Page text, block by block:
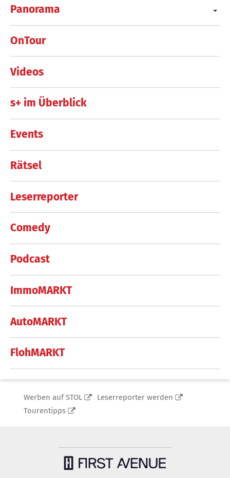
Panorama
OnTour
Videos
s+ im Überblick
Events
Rätsel
Leserreporter
Comedy
Podcast
ImmoMARKT
AutoMARKT
FlohMARKT
Werben auf STOL
Leserreporter werden
Tourentipps